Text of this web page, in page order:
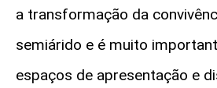
a transformação da
semiárido e é muito
espaços de apresentação e